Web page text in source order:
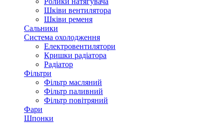
Шківи вентилятора
Шківи ременя
Сальники
Система охолодження
Електровентилятори
Кришки радіатора
Радіатор
Фільтри
Фільтр масляний
Фільтр паливний
Фільтр повітряний
Фари
Шпонки